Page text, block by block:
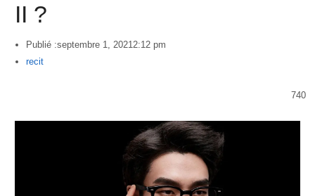
II ?
Publié :septembre 1, 20212:12 pm
Author
recit
740